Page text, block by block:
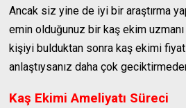
Ancak siz yine de iyi bir araştırma
emin olduğunuz bir kaş ekim uzmanı
kişiyi bulduktan sonra kaş ekimi
anlaştıysanız daha çok
Kaş Ekimi Ameliyatı Süreci